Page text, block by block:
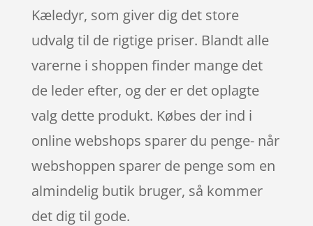
Kæledyr, som giver dig det store
udvalg til de rigtige priser. Blandt alle
varerne i shoppen finder mange det
de leder efter, og der er det oplagte
valg dette produkt. Købes der ind i
online webshops sparer du penge- når
webshoppen sparer de penge som en
almindelig butik bruger, så kommer
det dig til gode.